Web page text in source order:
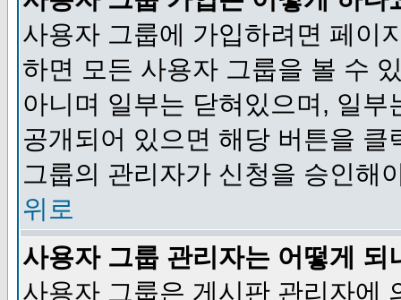
사용자 그룹에 가입하려면 페이
하면 모든 사용자 그룹을 볼 수
아니며 일부는 닫혀있으며, 일
공개되어 있으면 해당 버튼을
그룹의 관리자가 신청을 승인해
위로
사용자 그룹 관리자는 어떻게 되
사용자 그룹은 게시판 관리자에